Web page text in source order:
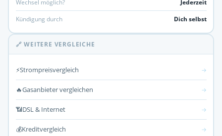
Wechsel möglich?
Jederzeit
Kündigung durch
Dich selbst
🔗 WEITERE VERGLEICHE
⚡Strompreisvergleich →
🔥Gasanbieter vergleichen →
📶DSL & Internet →
💰Kreditvergleich →